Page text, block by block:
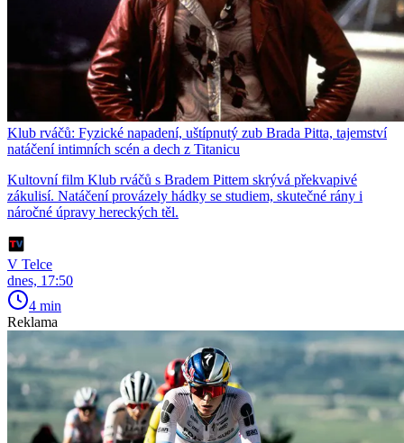
Klub rváčů: Fyzické napadení, uštípnutý zub Brada Pitta, tajemství
natáčení intimních scén a dech z Titanicu
Kultovní film Klub rváčů s Bradem Pittem skrývá překvapivé
zákulisí. Natáčení provázely hádky se studiem, skutečné rány i
náročné úpravy hereckých těl.
V Telce
dnes, 17:50
4 min
Reklama